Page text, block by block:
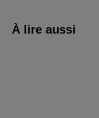
À lire aussi